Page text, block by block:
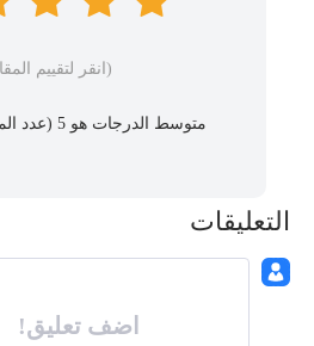
(انقر لتقييم
متوسط ​​الدرجات هو 5 (عدد المشاركين هو
التعليقات
اضف تعليق!